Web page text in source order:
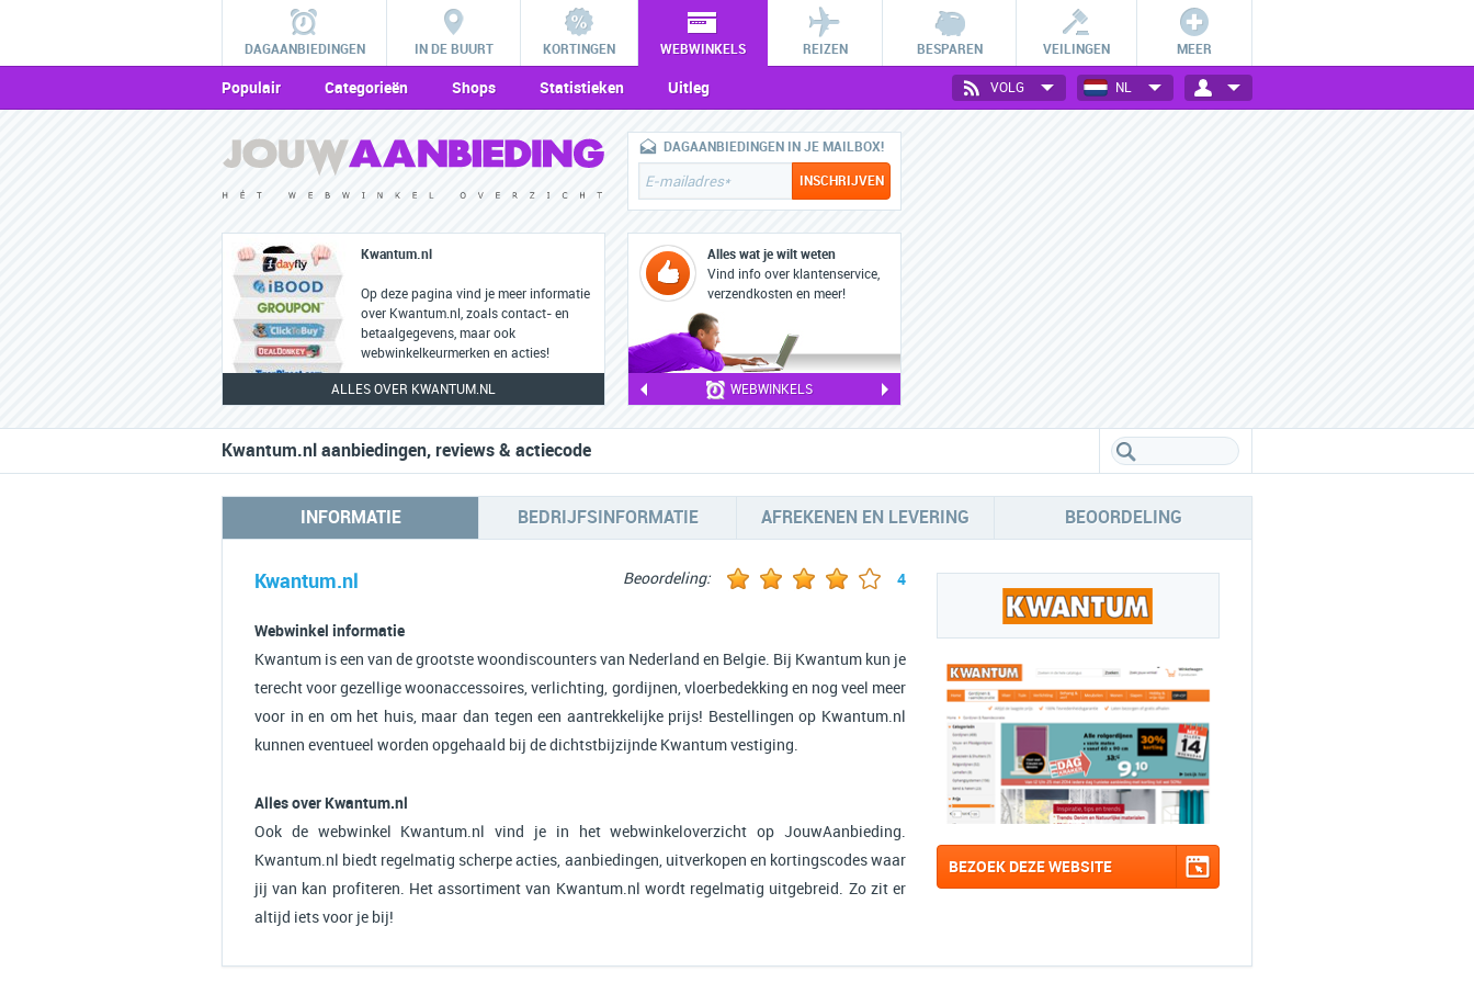
DAGAANBIEDINGEN IN DE BUURT KORTINGEN WEBWINKELS REIZEN BESPAREN VEILINGEN MEER
Populair Categorieën Shops Statistieken Uitleg NL
VOLG
Kwantum.nl
Op deze pagina vind je meer informatie
over Kwantum.nl, zoals contact- en
betaalgegevens, maar ook
webwinkelkeurmerken en acties!
ALLES OVER KWANTUM.NL
DAGAANBIEDINGEN IN JE MAILBOX!
Alles wat je wilt weten
Vind info over klantenservice,
verzendkosten en meer!
WEBWINKELS
Kwantum.nl aanbiedingen, reviews & actiecode
INFORMATIE BEDRIJFSINFORMATIE AFREKENEN EN LEVERING BEOORDELING
Kwantum.nl Beoordeling: 4
Webwinkel informatie
Kwantum is een van de grootste woondiscounters van Nederland en Belgie. Bij Kwantum kun je
terecht voor gezellige woonaccessoires, verlichting, gordijnen, vloerbedekking en nog veel meer
voor in en om het huis, maar dan tegen een aantrekkelijke prijs! Bestellingen op Kwantum.nl
kunnen eventueel worden opgehaald bij de dichtstbijzijnde Kwantum vestiging.
Alles over Kwantum.nl
Ook de webwinkel Kwantum.nl vind je in het webwinkeloverzicht op JouwAanbieding.
Kwantum.nl biedt regelmatig scherpe acties, aanbiedingen, uitverkopen en kortingscodes waar
jij van kan profiteren. Het assortiment van Kwantum.nl wordt regelmatig uitgebreid. Zo zit er
altijd iets voor je bij!
BEZOEK DEZE WEBSITE